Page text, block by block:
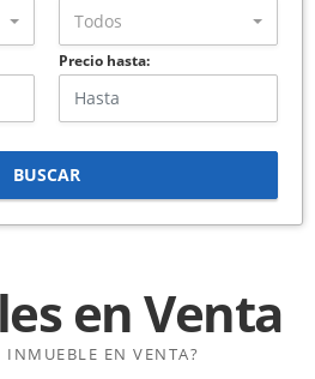
Todos
Precio hasta:
BUSCAR
enVenta
INMUEBLE EN VENTA?